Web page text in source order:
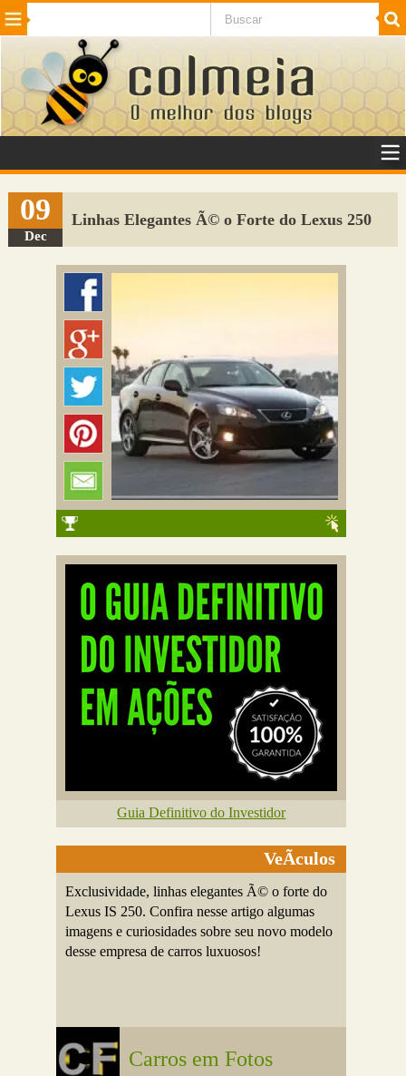
Beleza Cinema e TV
Internet Jogos NotÃ­cias SaÃºde
VeÃ­culos Adulto
Sugerir Link
Adicionar Blog
Colmeia Exchange
09
Dec
Linhas Elegantes Ã© o Forte do Lexus 250
Guia Definitivo do Investidor
VeÃ­culos
Exclusividade, linhas elegantes Ã© o forte do
Lexus IS 250. Confira nesse artigo algumas
imagens e curiosidades sobre seu novo modelo
desse empresa de carros luxuosos!
Carros em Fotos